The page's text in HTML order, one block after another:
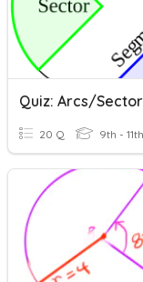
20 Q 9th - 11th